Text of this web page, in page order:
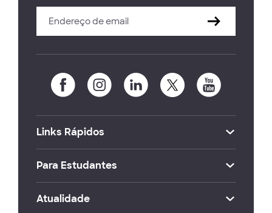
Links Rápidos
Para Estudantes
Atualidade